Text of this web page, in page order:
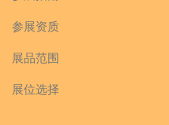
参展资质
展品范围
展位选择